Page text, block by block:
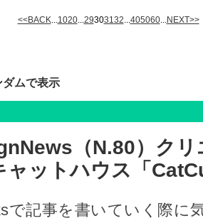
<<BACK...1020...29303132...405060...NEXT>>
ムで表示
（N.80）クリ
ャットハウス「
で記事を書いていく際に